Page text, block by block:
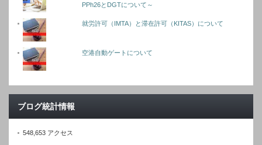
PPh26とDGTについて～
就労許可（IMTA）と滞在許可（KITAS）について
空港自動ゲートについて
ブログ統計情報
548,653 アクセス